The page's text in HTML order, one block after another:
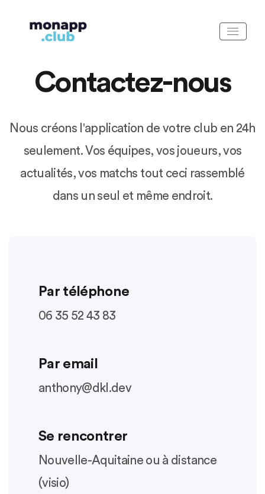
Contactez-nous
Nous créons l'application de votre club en 24h
seulement. Vos équipes, vos joueurs, vos
actualités, vos matchs tout ceci rassemblé
dans un seul et même endroit.
Par téléphone
06 35 52 43 83
Par email
anthony@dkl.dev
Se rencontrer
Nouvelle-Aquitaine ou à distance
(visio)